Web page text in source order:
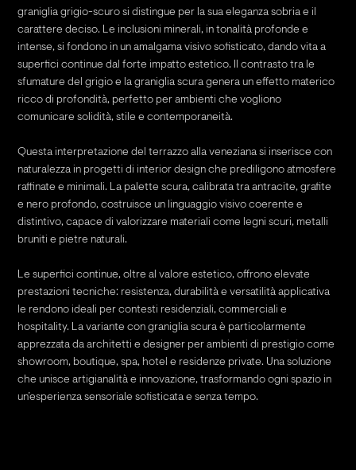
graniglia grigio-scuro si distingue per la sua eleganza sobria e il
carattere deciso. Le inclusioni minerali, in tonalità profonde e
intense, si fondono in un amalgama visivo sofisticato, dando vita a
superfici continue dal forte impatto estetico. Il contrasto tra le
sfumature del grigio e la graniglia scura genera un effetto materico
ricco di profondità, perfetto per ambienti che vogliono
comunicare solidità, stile e contemporaneità.
Questa interpretazione del terrazzo alla veneziana si inserisce con
naturalezza in progetti di interior design che prediligono atmosfere
raffinate e minimali. La palette scura, calibrata tra antracite, grafite
e nero profondo, costruisce un linguaggio visivo coerente e
distintivo, capace di valorizzare materiali come legni scuri, metalli
bruniti e pietre naturali.
Le superfici continue, oltre al valore estetico, offrono elevate
prestazioni tecniche: resistenza, durabilità e versatilità applicativa
le rendono ideali per contesti residenziali, commerciali e
hospitality. La variante con graniglia scura è particolarmente
apprezzata da architetti e designer per ambienti di prestigio come
showroom, boutique, spa, hotel e residenze private. Una soluzione
che unisce artigianalità e innovazione, trasformando ogni spazio in
un’esperienza sensoriale sofisticata e senza tempo.